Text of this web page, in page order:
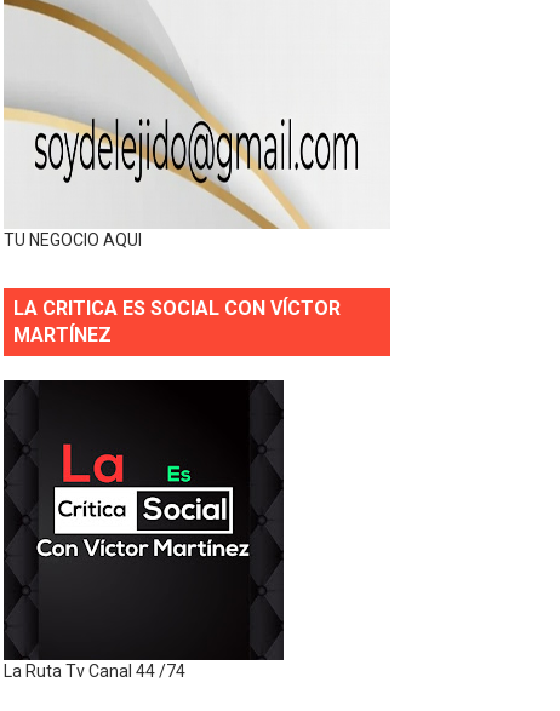
TU NEGOCIO AQUI
LA CRITICA ES SOCIAL CON VÍCTOR
MARTÍNEZ
La Ruta Tv Canal 44 /74